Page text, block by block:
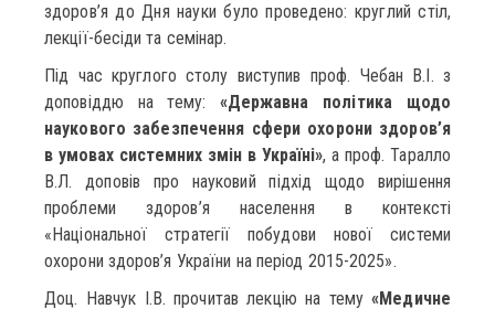
здоров’я до Дня науки було проведено: круглий стіл,
лекції-бесіди та семінар.
Під час круглого столу виступив проф. Чебан В.І. з
доповіддю на тему: «Державна політика щодо
наукового забезпечення сфери охорони здоров’я
в умовах системних змін в Україні», а проф. Таралло
В.Л. доповів про науковий підхід щодо вирішення
проблеми здоров’я населення в контексті
«Національної стратегії побудови нової системи
охорони здоров’я України на період 2015-2025».
Доц. Навчук І.В. прочитав лекцію на тему«Медичне